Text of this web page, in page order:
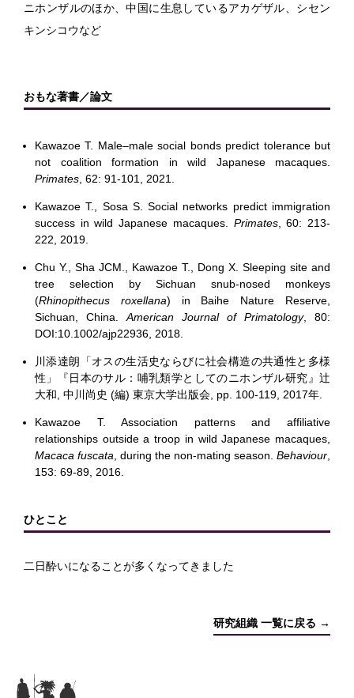
ニホンザルのほか、中国に生息しているアカゲザル、シセン
キンシコウなど
おもな著書／論文
Kawazoe T. Male–male social bonds predict tolerance but
not coalition formation in wild Japanese macaques.
Primates , 62: 91-101, 2021.
Kawazoe T., Sosa S. Social networks predict immigration
success in wild Japanese macaques. Primates, 60: 213-
222, 2019.
Chu Y., Sha JCM., Kawazoe T., Dong X. Sleeping site and
tree selection by Sichuan snub‐nosed monkeys
(Rhinopithecus roxellana) in Baihe Nature Reserve,
Sichuan, China. American Journal of Primatology, 80:
DOI:10.1002/ajp22936, 2018.
川添達朗「オスの生活史ならびに社会構造の共通性と多様
性」『日本のサル：哺乳類学としてのニホンザル研究』辻
大和, 中川尚史 (編) 東京大学出版会, pp. 100-119, 2017年.
Kawazoe T. Association patterns and affiliative
relationships outside a troop in wild Japanese macaques,
Macaca fuscata , during the non-mating season. Behaviour
153: 69-89, 2016.
ひとこと
二日酔いになることが多くなってきました
研究組織 一覧に戻る →